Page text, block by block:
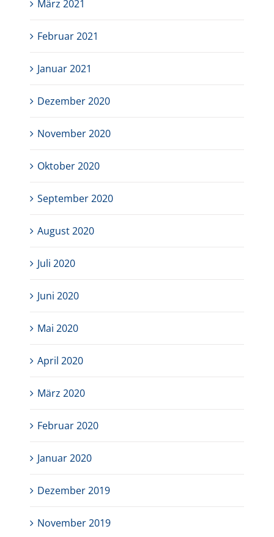
März 2021
Februar 2021
Januar 2021
Dezember 2020
November 2020
Oktober 2020
September 2020
August 2020
Juli 2020
Juni 2020
Mai 2020
April 2020
März 2020
Februar 2020
Januar 2020
Dezember 2019
November 2019